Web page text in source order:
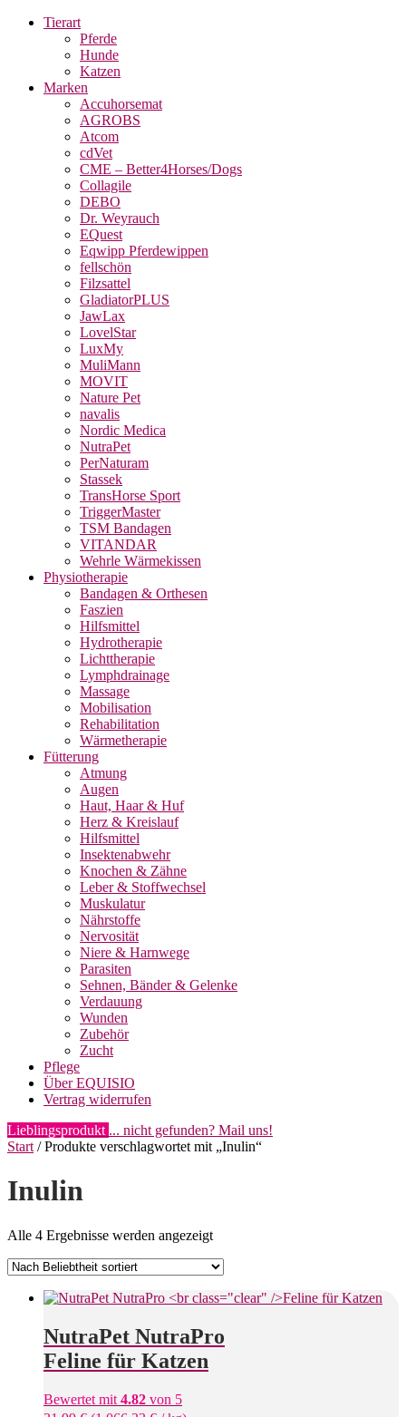
Tierart
Pferde
Hunde
Katzen
Marken
Accuhorsemat
AGROBS
Atcom
cdVet
CME – Better4Horses/Dogs
Collagile
DEBO
Dr. Weyrauch
EQuest
Eqwipp Pferdewippen
fellschön
Filzsattel
GladiatorPLUS
JawLax
LovelStar
LuxMy
MuliMann
MOVIT
Nature Pet
navalis
Nordic Medica
NutraPet
PerNaturam
Stassek
TransHorse Sport
TriggerMaster
TSM Bandagen
VITANDAR
Wehrle Wärmekissen
Physiotherapie
Bandagen & Orthesen
Faszien
Hilfsmittel
Hydrotherapie
Lichttherapie
Lymphdrainage
Massage
Mobilisation
Rehabilitation
Wärmetherapie
Fütterung
Atmung
Augen
Haut, Haar & Huf
Herz & Kreislauf
Hilfsmittel
Insektenabwehr
Knochen & Zähne
Leber & Stoffwechsel
Muskulatur
Nährstoffe
Nervosität
Niere & Harnwege
Parasiten
Sehnen, Bänder & Gelenke
Verdauung
Wunden
Zubehör
Zucht
Pflege
Über EQUISIO
Vertrag widerrufen
Lieblingsprodukt ... nicht gefunden? Mail uns!
Start / Produkte verschlagwortet mit „Inulin“
Inulin
Alle 4 Ergebnisse werden angezeigtNach
sortiert
NutraPet NutraPro
Feline für Katzen
Bewertet mit 4.82 von 5